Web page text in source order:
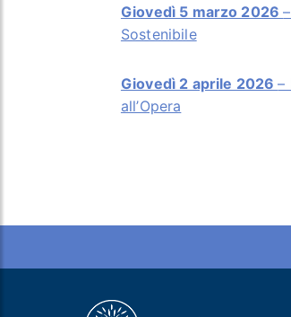
Giovedì 5 marzo 2026
Sostenibile
Giovedì 2 aprile 2026–
all’Opera